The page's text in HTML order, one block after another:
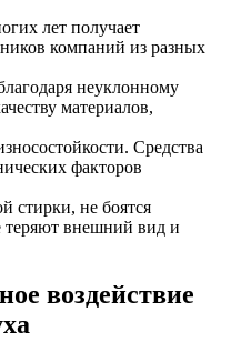
лет получает
компаний из разных
неуклонному
материалов,
Средства
факторов
стирки, не боятся
теряют внешний вид и
воздействие